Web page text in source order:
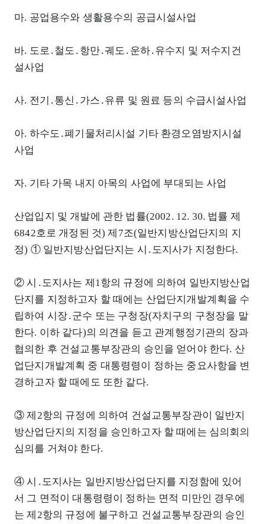
마. 공업용수와 생활용수의 공급시설사업
바. 도로․철도․항만․궤도․운하․유수지 및 저수지건
설사업
사. 전기․통신․가스․유류 및 원료 등의 수급시설사업
아. 하수도․폐기물처리시설 기타 환경오염방지시설
사업
자. 기타 가목 내지 아목의 사업에 부대되는 사업
산업입지 및 개발에 관한 법률(2002. 12. 30. 법률 제
6842호로 개정된 것) 제7조(일반지방산업단지의 지
정) ① 일반지방산업단지는 시․도지사가 지정한다.
② 시․도지사는 제1항의 규정에 의하여 일반지방산업
단지를 지정하고자 할 때에는 산업단지개발계획을 수
립하여 시장․군수 또는 구청장(자치구의 구청장을 말
한다. 이하 같다)의 의견을 듣고 관계행정기관의 장과
협의한 후 건설교통부장관의 승인을 얻어야 한다. 산
업단지개발계획 중 대통령령이 정하는 중요사항을 변
경하고자 할 때에도 또한 같다.
③ 제2항의 규정에 의하여 건설교통부장관이 일반지
방산업단지의 지정을 승인하고자 할 때에는 심의회의
심의를 거쳐야 한다.
④ 시․도지사는 일반지방산업단지를 지정함에 있어
서 그 면적이 대통령령이 정하는 면적 미만인 경우에
는 제2항의 규정에 불구하고 건설교통부장관의 승인